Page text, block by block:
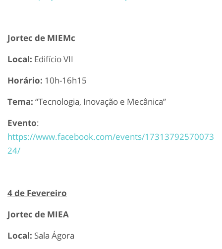
Jortec de MIEMc
Local: Edifício VII
Horário: 10h-16h15
Tema: “Tecnologia, Inovação e Mecânica”
Evento:
https://www.facebook.com/events/17313792570073
24/
4 de Fevereiro
Jortec de MIEA
Local: Sala Ágora